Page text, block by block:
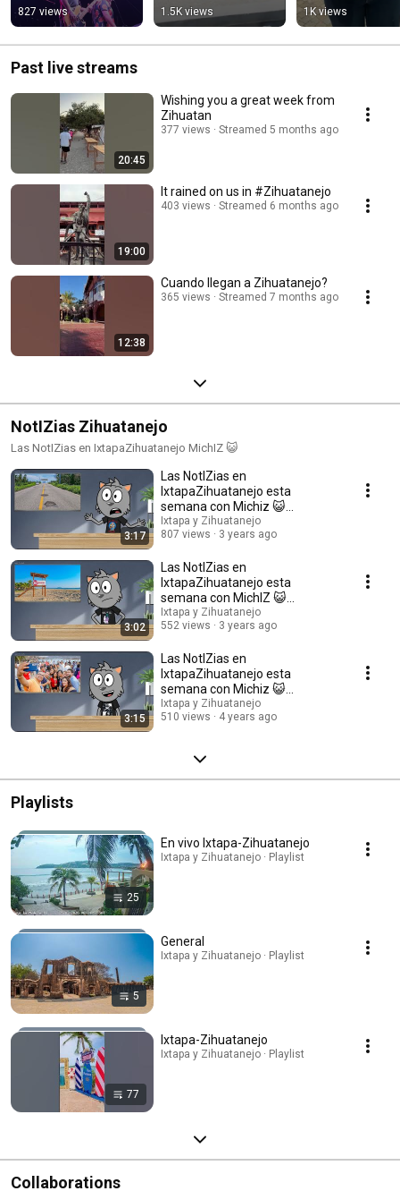
🎶🤟🏽
827 views
que rodean al
Cazonci
1.5K views
Verano Music
1K views
Past live streams
20:45
Wishing you a great week from
Zihuatan
377 views Streamed 5 months ago
19:00
It rained on us in #Zihuatanejo
403 views Streamed 6 months ago
12:38
Cuando llegan a Zihuatanejo?
365 views Streamed 7 months ago
NotIZias Zihuatanejo
Las NotIZias en IxtapaZihuatanejo MichIZ 😺
3:17
Las NotIZias en
IxtapaZihuatanejo​ esta
semana con Michiz 😺
19/08/2022
Ixtapa y Zihuatanejo
807 views
3 years ago
3:02
Las NotIZias en
IxtapaZihuatanejo​ esta
semana con MichIZ 😺
12/08/2022
Ixtapa y Zihuatanejo
552 views
3 years ago
3:15
Las NotIZias en
IxtapaZihuatanejo​ esta
semana con Michiz 😺
27/05/2022
Ixtapa y Zihuatanejo
510 views
4 years ago
Playlists
25
En vivo Ixtapa-Zihuatanejo
Ixtapa y Zihuatanejo · Playlist
5
General
Ixtapa y Zihuatanejo · Playlist
77
Ixtapa-Zihuatanejo
Ixtapa y Zihuatanejo · Playlist
Collaborations